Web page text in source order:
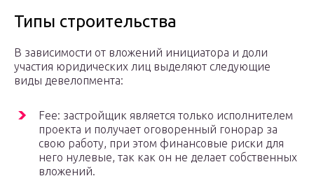
Типы строительства
В зависимости от вложений инициатора и доли
участия юридических лиц выделяют следующие
виды девелопмента:
Fee: застройщик является только исполнителем
проекта и получает оговоренный гонорар за
свою работу, при этом финансовые риски для
него нулевые, так как он не делает собственных
вложений.